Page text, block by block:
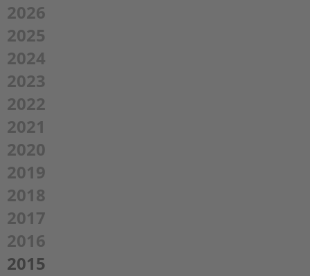
2026
2025
2024
2023
2022
2021
2020
2019
2018
2017
2016
2015